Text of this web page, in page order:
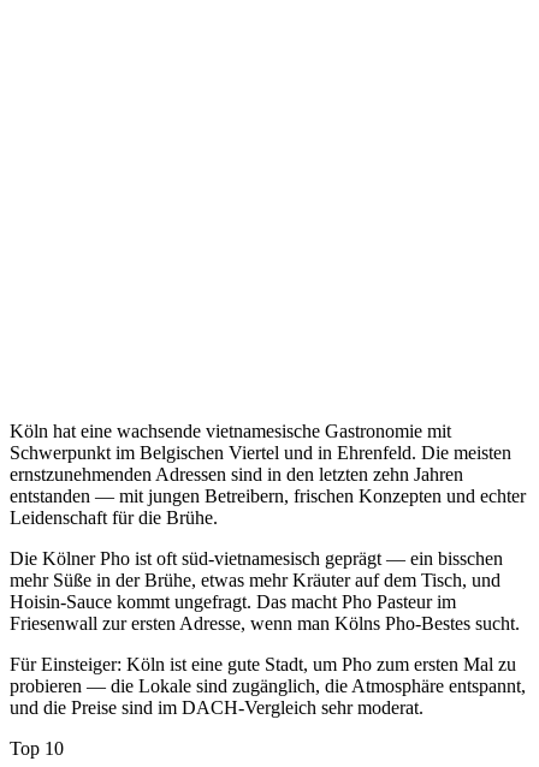
Köln hat eine wachsende vietnamesische Gastronomie mit
Schwerpunkt im Belgischen Viertel und in Ehrenfeld. Die meisten
ernstzunehmenden Adressen sind in den letzten zehn Jahren
entstanden — mit jungen Betreibern, frischen Konzepten und echter
Leidenschaft für die Brühe.
Die Kölner Pho ist oft süd-vietnamesisch geprägt — ein bisschen
mehr Süße in der Brühe, etwas mehr Kräuter auf dem Tisch, und
Hoisin-Sauce kommt ungefragt. Das macht Pho Pasteur im
Friesenwall zur ersten Adresse, wenn man Kölns Pho-Bestes sucht.
Für Einsteiger: Köln ist eine gute Stadt, um Pho zum ersten Mal zu
probieren — die Lokale sind zugänglich, die Atmosphäre entspannt,
und die Preise sind im DACH-Vergleich sehr moderat.
Top 10